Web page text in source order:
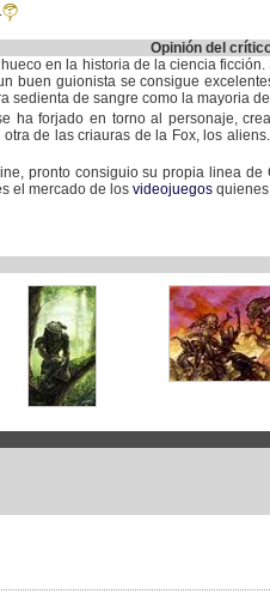
Opinión del
en la historia de la ciencia
buen guionista se consigue
de sangre como la mayoria
ha forjado en torno al personaje,
de las criauras de la Fox, los
pronto consiguio su propia linea
el mercado de los videojuegos